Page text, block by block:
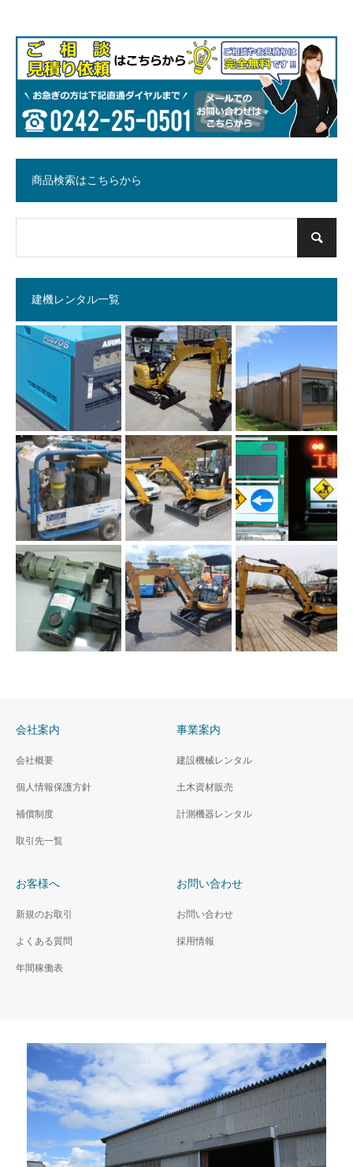
商品検索はこちらから
建機レンタル一覧
会社案内
会社概要
個人情報保護方針
補償制度
取引先一覧
事業案内
建設機械レンタル
土木資材販売
計測機器レンタル
お客様へ
新規のお取引
よくある質問
年間稼働表
お問い合わせ
お問い合わせ
採用情報